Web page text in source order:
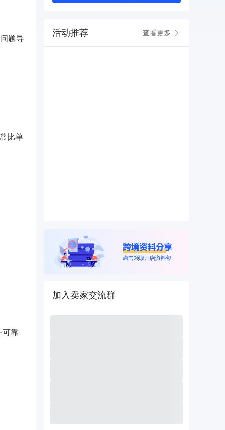
题导
比单
可靠
活动推荐 查看更多
加入卖家交流群